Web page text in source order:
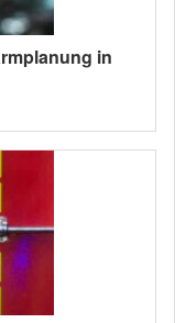
in